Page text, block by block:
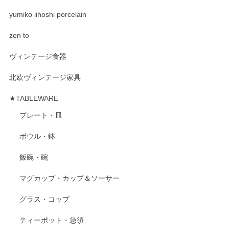
yumiko iihoshi porcelain
zen to
ヴィンテージ食器
北欧ヴィンテージ家具
★TABLEWARE
プレート・皿
ボウル・鉢
飯碗・碗
マグカップ・カップ＆ソーサー
グラス・コップ
ティーポット・急須